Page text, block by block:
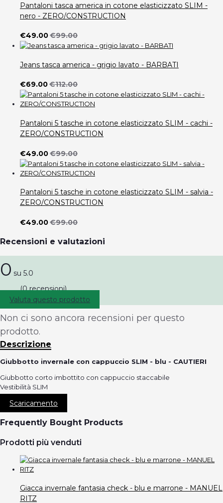
Pantaloni tasca america in cotone elasticizzato SLIM -
nero - ZERO/CONSTRUCTION
€49.00€99.00
Jeans tasca america - grigio lavato - BARBATI
€69.00€112.00
Pantaloni 5 tasche in cotone elasticizzato SLIM - cachi -
ZERO/CONSTRUCTION
€49.00€99.00
Pantaloni 5 tasche in cotone elasticizzato SLIM - salvia -
ZERO/CONSTRUCTION
€49.00€99.00
Recensioni e valutazioni
0 su 5.0
(0 recensioni)
Valuta questo prodotto
Non ci sono ancora recensioni per questo
prodotto.
Descrizione
Giubbotto invernale con cappuccio SLIM - blu - CAUTIERI
Giubbotto corto imbottito con cappuccio staccabile
Vestibilità SLIM
Scaricamento
Frequently Bought Products
Prodotti più venduti
Giacca invernale fantasia check - blu e marrone - MANUEL
RITZ